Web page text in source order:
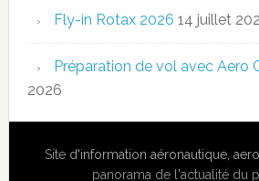
Fly-in Rotax 2026 14 juillet
Préparation de vol avec Aero
2026
Site d'information aéronautique ,
panorama de l'actualité du